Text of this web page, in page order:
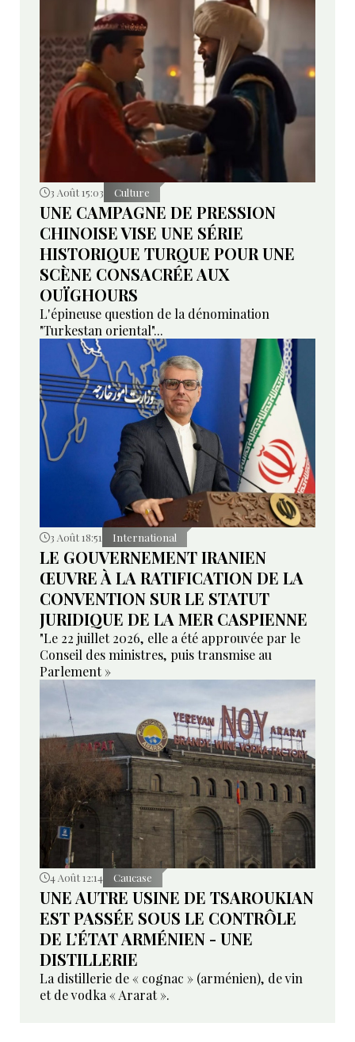
3 Août 15:03 Culture
UNE CAMPAGNE DE PRESSION
CHINOISE VISE UNE SÉRIE
HISTORIQUE TURQUE POUR UNE
SCÈNE CONSACRÉE AUX
OUÏGHOURS
L'épineuse question de la dénomination
"Turkestan oriental"...
3 Août 18:51 International
LE GOUVERNEMENT IRANIEN
ŒUVRE À LA RATIFICATION DE LA
CONVENTION SUR LE STATUT
JURIDIQUE DE LA MER CASPIENNE
"Le 22 juillet 2026, elle a été approuvée par le
Conseil des ministres, puis transmise au
Parlement »
4 Août 12:14 Caucase
UNE AUTRE USINE DE TSAROUKIAN
EST PASSÉE SOUS LE CONTRÔLE
DE L’ÉTAT ARMÉNIEN - UNE
DISTILLERIE
La distillerie de « cognac » (arménien), de vin
et de vodka « Ararat ».